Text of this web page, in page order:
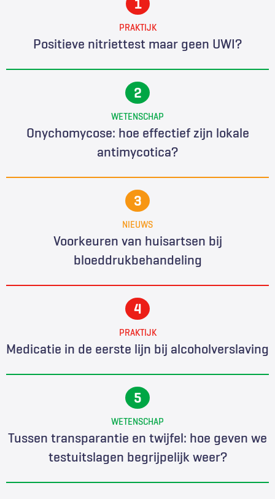
PRAKTIJK
Positieve nitriettest maar geen UWI?
WETENSCHAP
Onychomycose: hoe effectief zijn lokale
antimycotica?
NIEUWS
Voorkeuren van huisartsen bij
bloeddrukbehandeling
PRAKTIJK
Medicatie in de eerste lijn bij alcoholverslaving
WETENSCHAP
Tussen transparantie en twijfel: hoe geven we
testuitslagen begrijpelijk weer?